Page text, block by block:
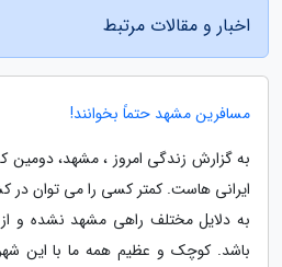
اخبار و مقالات مرتبط
مسافرین مشهد حتماً بخوانند!
به گزارش زندگی امروز ، مشهد، دومین
ایرانی هاست. کمتر کسی را می توان در
به دلایل مختلف راهی مشهد نشده و
باشد. کوچک و عظیم همه ما با این